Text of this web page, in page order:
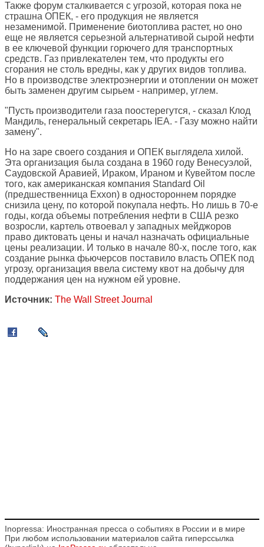
Также форум сталкивается с угрозой, которая пока не
страшна ОПЕК, - его продукция не является
незаменимой. Применение биотоплива растет, но оно
еще не является серьезной альтернативой сырой нефти
в ее ключевой функции горючего для транспортных
средств. Газ привлекателен тем, что продукты его
сгорания не столь вредны, как у других видов топлива.
Но в производстве электроэнергии и отоплении он может
быть заменен другим сырьем - например, углем.
"Пусть производители газа поостерегутся, - сказал Клод
Мандиль, генеральный секретарь IEA. - Газу можно найти
замену".
Но на заре своего создания и ОПЕК выглядела хилой.
Эта организация была создана в 1960 году Венесуэлой,
Саудовской Аравией, Ираком, Ираном и Кувейтом после
того, как американская компания Standard Oil
(предшественница Exxon) в одностороннем порядке
снизила цену, по которой покупала нефть. Но лишь в 70-е
годы, когда объемы потребления нефти в США резко
возросли, картель отвоевал у западных мейджоров
право диктовать цены и начал назначать официальные
цены реализации. И только в начале 80-х, после того, как
создание рынка фьючерсов поставило власть ОПЕК под
угрозу, организация ввела систему квот на добычу для
поддержания цен на нужном ей уровне.
Источник: The Wall Street Journal
Inopressa: Иностранная пресса о событиях в России и в мире
При любом использовании материалов сайта гиперссылка